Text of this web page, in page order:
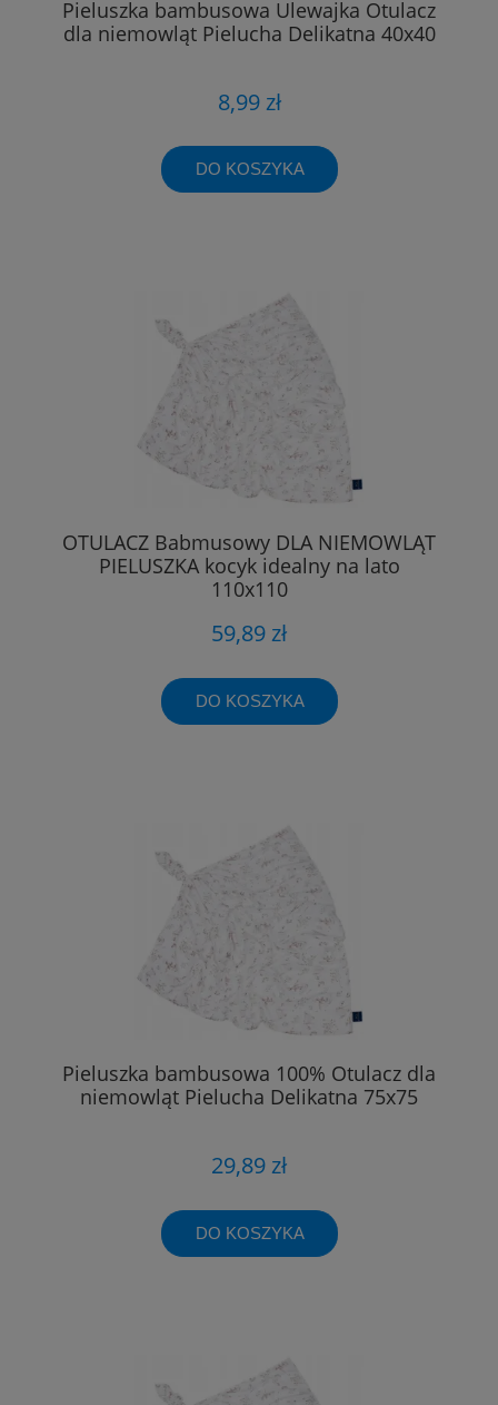
Pieluszka bambusowa Ulewajka Otulacz
dla niemowląt Pielucha Delikatna 40x40
8,99 zł
DO KOSZYKA
OTULACZ Babmusowy DLA NIEMOWLĄT
PIELUSZKA kocyk idealny na lato
110x110
59,89 zł
DO KOSZYKA
Pieluszka bambusowa 100% Otulacz dla
niemowląt Pielucha Delikatna 75x75
29,89 zł
DO KOSZYKA